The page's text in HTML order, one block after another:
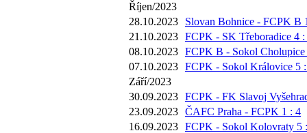
Říjen/2023
28.10.2023
Slovan Bohnice - FCPK B
21.10.2023 FCPK - SK Třeboradice 4 :
08.10.2023 FCPK B - Sokol Cholupice
07.10.2023 FCPK - Sokol Královice 5
Září/2023
30.09.2023 FCPK - FK Slavoj
23.09.2023 ČAFC Praha - FCPK 1 : 4
16.09.2023 FCPK - Sokol Kolovraty 5